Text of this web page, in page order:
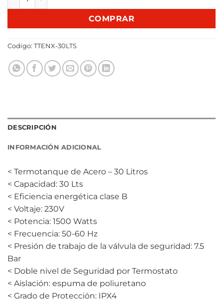
COMPRAR
Codigo: TTENX-30LTS
DESCRIPCIÓN
INFORMACIÓN ADICIONAL
< Termotanque de Acero – 30 Litros
< Capacidad: 30 Lts
< Eficiencia energética clase B
< Voltaje: 230V
< Potencia: 1500 Watts
< Frecuencia: 50-60 Hz
< Presión de trabajo de la válvula de seguridad: 7.5
Bar
< Doble nivel de Seguridad por Termostato
< Aislación: espuma de poliuretano
< Grado de Protección: IPX4